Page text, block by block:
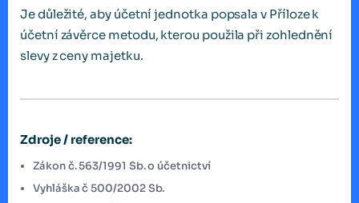
Je důležité, aby účetní jednotka popsala v Příloze k
účetní závěrce metodu, kterou použila při zohlednění
slevy z ceny majetku.
Zdroje / reference:
Zákon č. 563/1991 Sb. o účetnictví
Vyhláška č 500/2002 Sb.